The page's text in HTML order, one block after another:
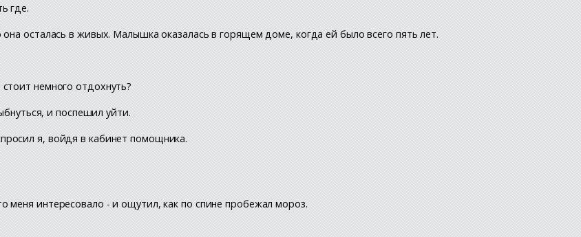
где.
осталась в живых. Малышка оказалась в горящем доме, когда ей было всего пять лет.
немного отдохнуть?
и поспешил уйти.
я, войдя в кабинет помощника.
меня интересовало - и ощутил, как по спине пробежал мороз.